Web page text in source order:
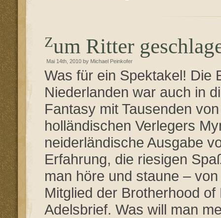
Zum Ritter
Mai 14th, 2010 by Michael Peinkofer
Was für ein Spektakel! Die
Niederlanden war auch in
Fantasy mit Tausenden
holländischen Verlegers
neiderländische Ausgabe
Erfahrung, die riesigen
man höre und staune –
Mitglied der Brotherhood
Adelsbrief. Was will man